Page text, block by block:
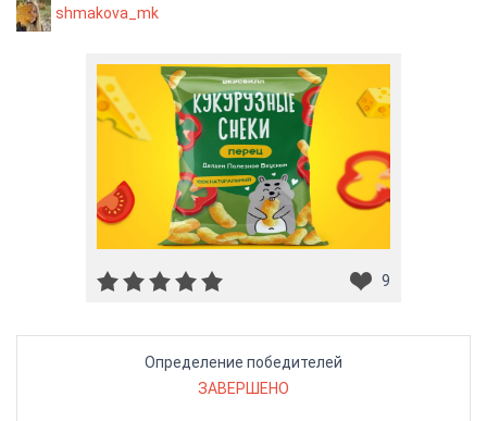
shmakova_mk
9
Определение победителей
ЗАВЕРШЕНО